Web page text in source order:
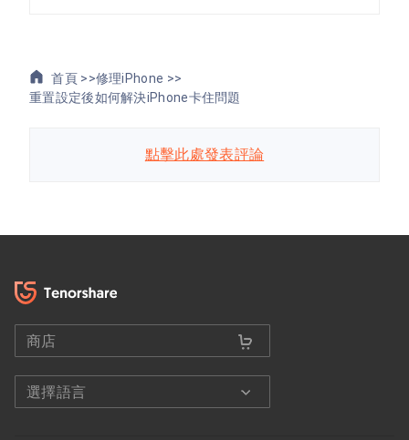
首頁 >>修理iPhone >>
重置設定後如何解決iPhone卡住問題
點擊此處發表評論
商店
選擇語言